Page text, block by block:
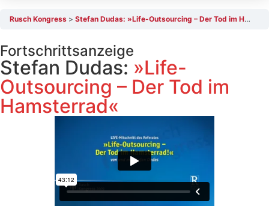
Rusch Kongress Stefan Dudas: »Life-Outsourcing – Der Tod im Hamsterrad«
Fortschrittsanzeige
Stefan Dudas: »Life-
Outsourcing – Der Tod im
Hamsterrad«